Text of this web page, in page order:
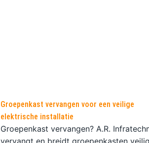
Groepenkast vervangen voor een veilige
elektrische installatie
Groepenkast vervangen? A.R.